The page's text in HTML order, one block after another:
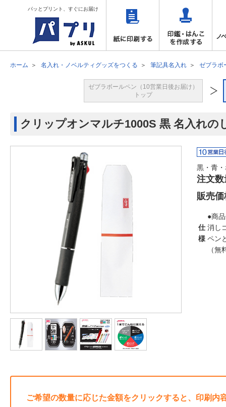
パッとプリント、すぐにお届け
ホーム 名入れ・ノベルティグッズをつくる 筆記具名入れ ゼブラボ
ゼブラボールペン（10営業日後お届け）
トップ
クリップオンマルチ1000S 黒 名入れの
黒・青
注文数
販売価
仕
様
●商
消し
ペン
（
ご希望の数量に応じた金額をクリックすると、印刷内